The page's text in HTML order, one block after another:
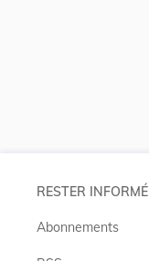
RESTER INFORMÉ
Abonnements